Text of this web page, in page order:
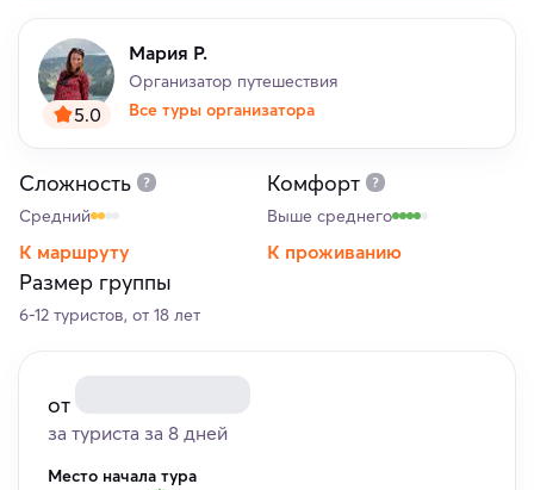
5.0
Мария Р.
Организатор путешествия
Все туры организатора
Сложность
Средний
К маршруту
Комфорт
Выше среднего
К проживанию
Размер группы
6-12 туристов, от 18 лет
от
за туриста за 8 дней
Место начала тура